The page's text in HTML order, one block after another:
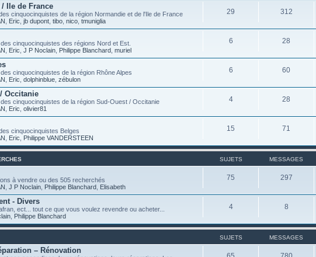
Ile de France
cinquocinquistes de la région Normandie et de l'Ile de France
Eric jb dupont tibo nico tmuniglia
29 312
cinquocinquistes des régions Nord et Est.
Eric J P Noclain Philippe Blanchard muriel
6 28
cinquocinquistes de la région Rhône Alpes
Eric dolphinblue zébulon
6 60
Occitanie
cinquocinquistes de la région Sud-Ouest / Occitanie
Eric olivier81
4 28
cinquocinquistes Belges
Eric Philippe VANDERSTEEN
15 71
SUJETS MESSAGES
à vendre ou des 505 recherchés
J P Noclain Philippe Blanchard Elisabeth
75 297
- Divers
ect... tout ce que vous voulez revendre ou acheter...
Philippe Blanchard
4 8
SUJETS MESSAGES
– Rénovation